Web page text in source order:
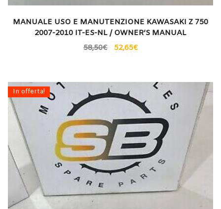
MANUALE USO E MANUTENZIONE KAWASAKI Z 750
2007-2010 IT-ES-NL / OWNER’S MANUAL
58,50€ 52,65€
In offerta!